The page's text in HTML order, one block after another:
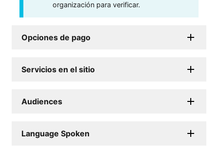
organización para verificar.
Opciones de pago
Servicios en el sitio
Audiences
Language Spoken